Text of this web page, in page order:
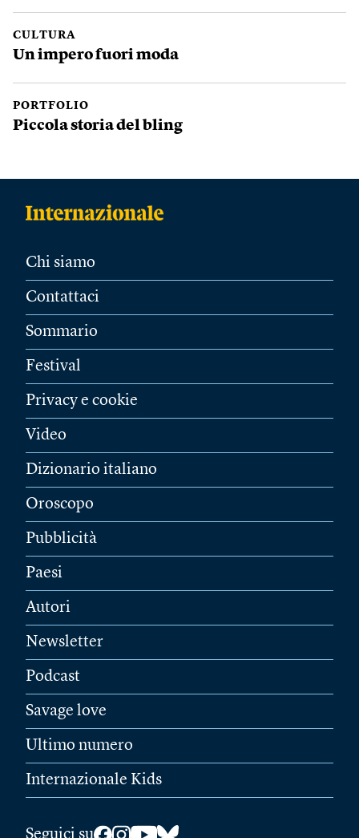
CULTURA
Un impero fuori moda
PORTFOLIO
Piccola storia del bling
Chi siamo
Contattaci
Sommario
Festival
Privacy e cookie
Video
Dizionario italiano
Oroscopo
Pubblicità
Paesi
Autori
Newsletter
Podcast
Savage love
Ultimo numero
Internazionale Kids
Seguici su